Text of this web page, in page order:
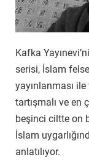
Kafka
serisi, İslam
yayınlanması ile
tartışmalı ve en
beşinci ciltte on
İslam
anlatılıyor.